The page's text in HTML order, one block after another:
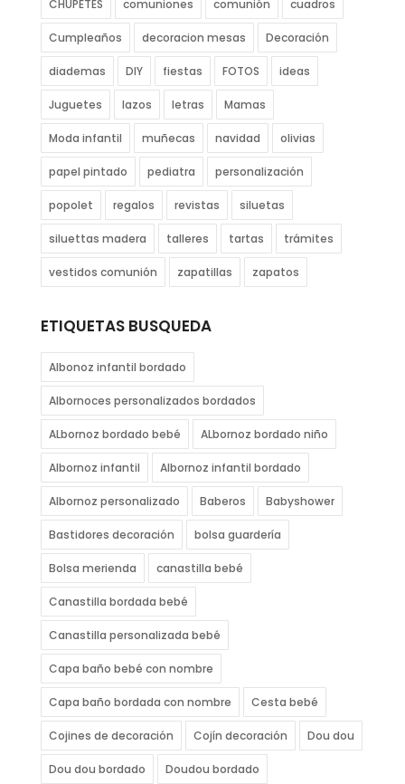
CHUPETES comuniones comunión cuadros
Cumpleaños decoracion mesas Decoración
diademas DIY fiestas FOTOS ideas
Juguetes lazos letras Mamas
Moda infantil muñecas navidad olivias
papel pintado pediatra personalización
popolet regalos revistas siluetas
siluettas madera talleres tartas trámites
vestidos comunión zapatillas zapatos
ETIQUETAS BUSQUEDA
Albonoz infantil bordado
Albornoces personalizados bordados
ALbornoz bordado bebé ALbornoz bordado niño
Albornoz infantil Albornoz infantil bordado
Albornoz personalizado Baberos Babyshower
Bastidores decoración bolsa guardería
Bolsa merienda canastilla bebé
Canastilla bordada bebé
Canastilla personalizada bebé
Capa baño bebé con nombre
Capa baño bordada con nombre Cesta bebé
Cojines de decoración Cojín decoración Dou dou
Dou dou bordado Doudou bordado